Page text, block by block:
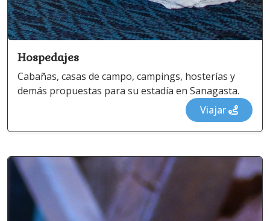
Hospedajes
Cabañas, casas de campo, campings, hosterías y
demás propuestas para su estadía en Sanagasta.
Viajar